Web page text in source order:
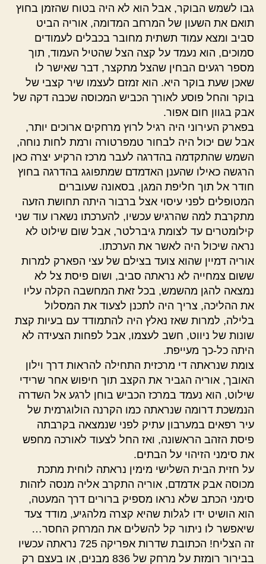
גבו לשמש הבוקר, אבל הוא לא היה בטוח שהזמן בחוץ
תואם את השעון של המרחב המדומה, אוריה הביט
סביב ומצא עמוד תשתית מחובר בכבלים לעמודים
סמוכים, הוא נעמד על קצה הצל שהטיל העמוד, תוך
מספר רגעים הבחין שהצל מתקצר, דבר שאישר לו
שאכן שעת בוקר היא. הוא זמזם לעצמו שיר קצבי של
בוקר והחל פוסע לאורך הכביש המכוסה שכבה דקה של
אבק בגוון חום אפור.
בפארק העירוני היה רגיל לרוץ מרחקים ארוכים יותר,
אבל שם יכול היה לבחור טמפרטורה ורמת לחות נוחה,
השמש שהתקדמה בהדרגה לעבר מרכז הרקיע יצרה כאן
הרגשה כאילו שהענן האדמדם שמתפוגג בהדרגה בחוץ
חודר אל תוך חליפת המגן, בסאונה שעוברים
המטופלים לפני עיסוי אצל ברבור היתה תחושת הזעה
מתקרבת למה שהרגיש עכשיו, להערכתו נשארו עוד שני
קילומטרים עד לצומת גיברלטר, אבל שום שילוט לא
נראה שיכול היה לאשר את הערכתו.
אוריה דמיין שהוא צועד בצילם של עצי הפארק למרות
ששום צמחייה לא נראתה סביב, ושום פיסת צל לא
נמצאה להגן מהשמש, בכל זאת המחשבה הקלה עליו
את ההליכה, צריך היה לתכנן לצעוד את המסלול
בלילה, למרות שאז נאלץ היה להתמודד עם בעיות קצת
שונות של ניווט, חשב לעצמו, אבל לפחות הצעידה לא
היתה כל-כך מעייפת.
צומת שנראתה די מרכזית התחילה להראות דרך וילון
האובך, אוריה הגביר את הקצב תוך חיפוש אחר שרידי
שילוט, הוא נעמד במרכז הכביש בוחן לרגע אל השדרה
הנמשכת דרומה שנראתה כמו הקרנה הולוגרמית של
עיר רפאים במערבון עתיק לפני שנמצאה בקרבתה
פיסת הזהב הראשונה, ואז החל לצעוד לאורכה מחפש
את סימני הזיהוי על הבתים.
על חזית הבית השלישי מימין נראתה לוחית מתכת
מכוסה אבק אדמדם, אוריה התקרב אליה מנסה לזהות
סימני הכתב שלא נראו מספיק ברורים דרך המעטה,
הוא הושיט ידו לגלות שהיא קצרה מלהגיע, מודד צעד
שיאפשר לו ניתור קל להשלים את המרחק החסר…
זה הצליח! הכתובת שדרות אפריקה 725 נראתה עכשיו
בבירור רומזת על מרחק של 836 מבנים, או בעצם רק